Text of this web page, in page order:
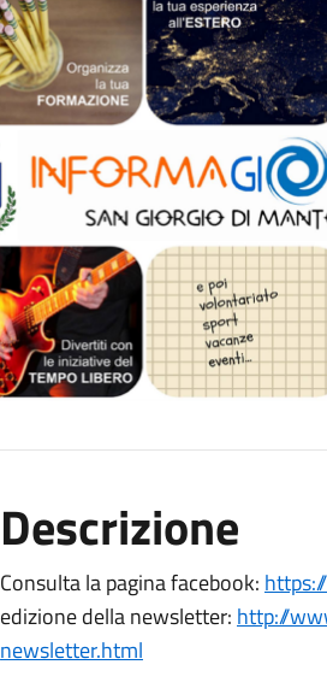
Descrizione
Consulta la pagina facebook:
edizione della newsletter: http://
newsletter.html